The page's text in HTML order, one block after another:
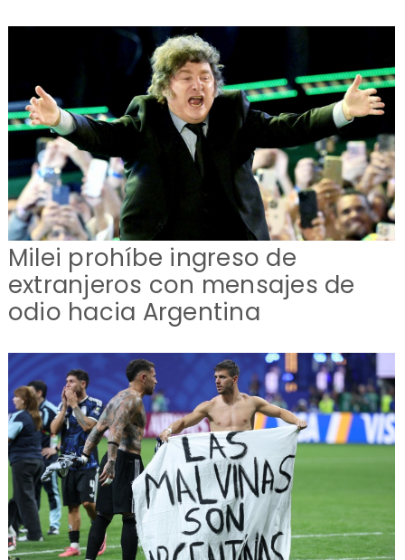
Milei prohíbe ingreso de
extranjeros con mensajes de
odio hacia Argentina